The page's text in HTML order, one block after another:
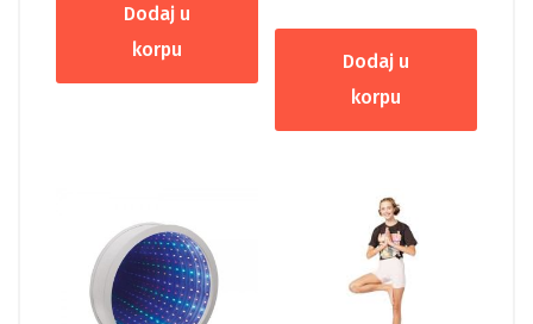
Dodaj u
korpu
Dodaj u
korpu